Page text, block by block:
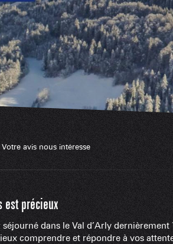
Votre avis nous intéresse
est précieux
séjourné dans le Val d’Arly dernièrement
comprendre et répondre à vos